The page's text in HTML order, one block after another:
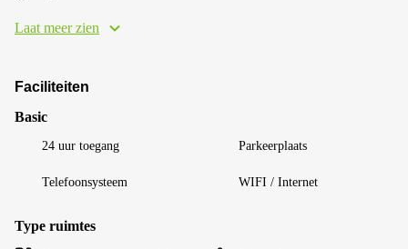
Laat meer zien
Faciliteiten
Basic
24 uur toegang Parkeerplaats
Telefoonsysteem WIFI / Internet
Type ruimtes